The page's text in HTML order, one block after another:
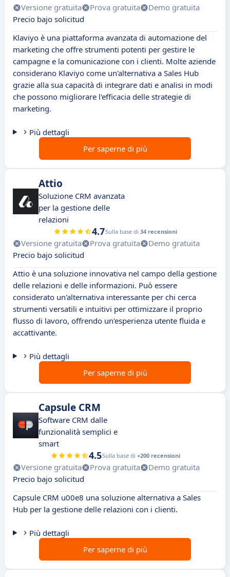
Versione gratuita Prova gratuita
Demo gratuita
Precio bajo solicitud
Klaviyo è una piattaforma avanzata di automazione del
marketing che offre strumenti potenti per gestire le
campagne e la comunicazione con i clienti. Molte aziende
considerano Klaviyo come un'alternativa a Sales Hub
grazie alla sua capacità di integrare dati e analisi in modi
che possono migliorare l'efficacia delle strategie di
marketing.
Più dettagli
Per saperne di più
Attio
Soluzione CRM avanzata
per la gestione delle
relazioni
4.7Sulla base di 34 recensioni
Versione gratuita Prova gratuita
Demo gratuita
Precio bajo solicitud
Attio è una soluzione innovativa nel campo della gestione
delle relazioni e delle informazioni. Può essere
considerato un'alternativa interessante per chi cerca
strumenti versatili e intuitivi per ottimizzare il proprio
flusso di lavoro, offrendo un'esperienza utente fluida e
accattivante.
Più dettagli
Per saperne di più
Capsule CRM
Software CRM dalle
funzionalità semplici e
smart
4.5Sulla base di +200 recensioni
Versione gratuita Prova gratuita
Demo gratuita
Precio bajo solicitud
Capsule CRM u00e8 una soluzione alternativa a Sales
Hub per la gestione delle relazioni con i clienti.
Più dettagli
Per saperne di più